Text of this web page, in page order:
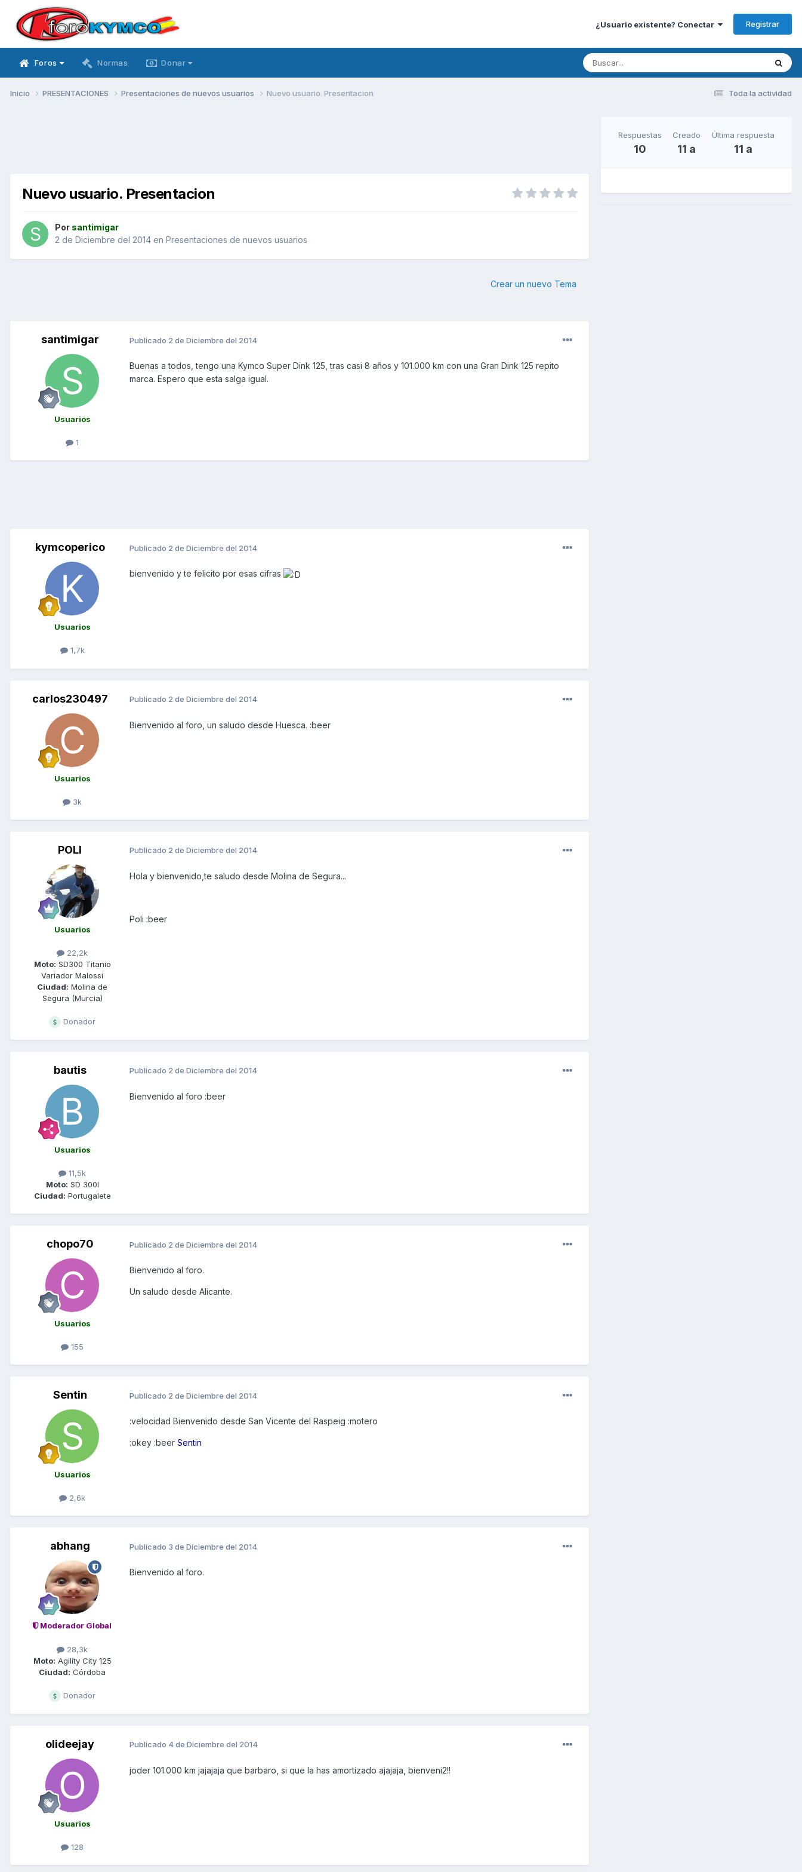
¿Usuario existente? Conectar Registrar
Foros Normas Donar
Toda la actividad
Inicio PRESENTACIONES Presentaciones de nuevos usuarios Nuevo usuario. Presentacion
Nuevo usuario. Presentacion
Por santimigar
2 de Diciembre del 2014 en Presentaciones de nuevos usuarios
Crear un nuevo Tema
santimigar
Usuarios
1
Publicado 2 de Diciembre del 2014
Buenas a todos, tengo una Kymco Super Dink 125, tras casi 8 años y 101.000 km con una Gran Dink 125 repito
marca. Espero que esta salga igual.
kymcoperico
Usuarios
1,7k
Publicado 2 de Diciembre del 2014
bienvenido y te felicito por esas cifras
carlos230497
Usuarios
3k
Publicado 2 de Diciembre del 2014
Bienvenido al foro, un saludo desde Huesca. :beer
POLI
Usuarios
22,2k
Moto: SD300 Titanio
Variador Malossi
Ciudad: Molina de
Segura (Murcia)
Donador
Publicado 2 de Diciembre del 2014
Hola y bienvenido,te saludo desde Molina de Segura...
Poli :beer
bautis
Usuarios
11,5k
Moto: SD 300I
Ciudad: Portugalete
Publicado 2 de Diciembre del 2014
Bienvenido al foro :beer
chopo70
Usuarios
155
Publicado 2 de Diciembre del 2014
Bienvenido al foro.
Un saludo desde Alicante.
Sentin
Usuarios
2,6k
Publicado 2 de Diciembre del 2014
:velocidad Bienvenido desde San Vicente del Raspeig :motero
:okey :beer Sentin
abhang
Moderador Global
28,3k
Moto: Agility City 125
Ciudad: Córdoba
Donador
Publicado 3 de Diciembre del 2014
Bienvenido al foro.
olideejay
Usuarios
128
Publicado 4 de Diciembre del 2014
joder 101.000 km jajajaja que barbaro, si que la has amortizado ajajaja, bienveni2!!
Respuestas
10
Creado
11 a
Última respuesta
11 a